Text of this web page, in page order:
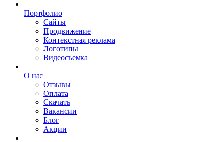
Портфолио
Сайты
Продвижение
Контекстная реклама
Логотипы
Видеосъемка
О нас
Отзывы
Оплата
Скачать
Вакансии
Блог
Акции